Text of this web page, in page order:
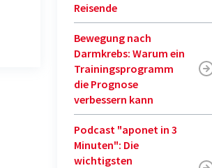
Reisende
Bewegung nach
Darmkrebs: Warum ein
Trainingsprogramm
die Prognose
verbessern kann
Podcast "aponet in 3
Minuten": Die
wichtigsten